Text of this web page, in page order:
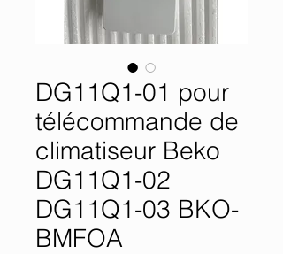
DG11Q1-01 pour
télécommande de
climatiseur Beko
DG11Q1-02
DG11Q1-03 BKO-
BMFOA